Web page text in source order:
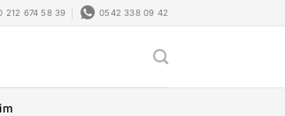
212 674 58 39 0542 338 09 42